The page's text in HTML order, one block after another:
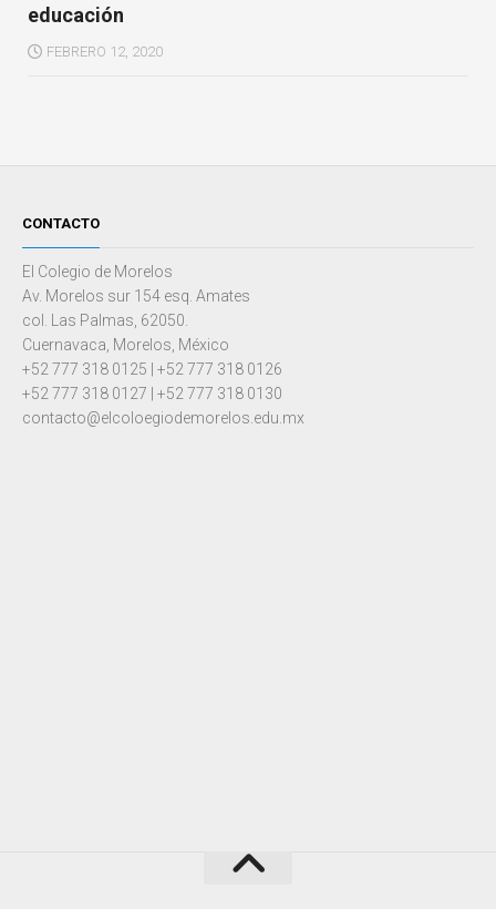
educación
FEBRERO 12, 2020
CONTACTO
El Colegio de Morelos
Av. Morelos sur 154 esq. Amates
col. Las Palmas, 62050.
Cuernavaca, Morelos, México
+52 777 318 0125 | +52 777 318 0126
+52 777 318 0127 | +52 777 318 0130
contacto@elcoloegiodemorelos.edu.mx